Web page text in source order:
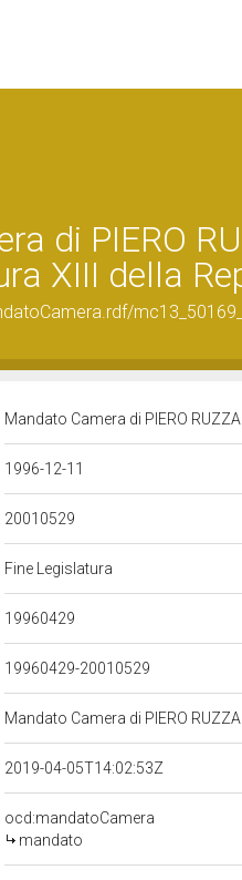
di PIERO
XIII della
Mandato Camera di PIERO
1996-12-11
20010529
Fine Legislatura
19960429
19960429-20010529
Mandato Camera di PIERO
2019-04-05T14:02:53Z
ocd:mandatoCamera
mandato